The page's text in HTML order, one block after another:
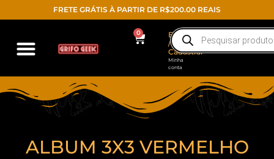
FRETE GRÁTIS À PARTIR DE R$200.00 REAIS
0
Entrar
/
Cadastrar
Minha
conta
ALBUM 3X3 VERMELHO